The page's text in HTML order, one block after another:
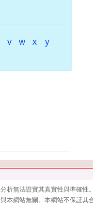
v w x
y
析無法證實其真實性與準確性。
網站無關。本網站不保証其